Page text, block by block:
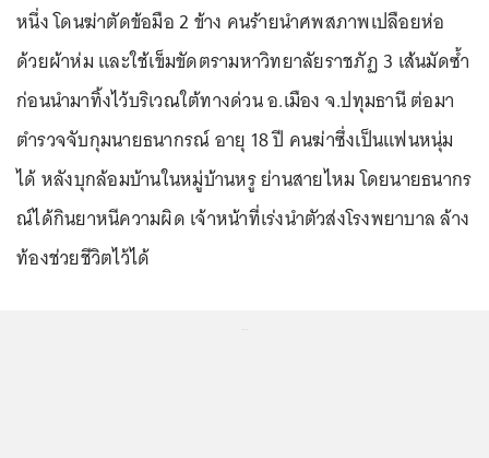
หนึ่ง โดนฆ่าตัดข้อมือ 2 ข้าง คนร้ายนำศพสภาพเปลือยห่อ
ด้วยผ้าห่ม และใช้เข็มขัดตรามหาวิทยาลัยราชภัฏ 3 เส้นมัดซ้ำ
ก่อนนำมาทิ้งไว้บริเวณใต้ทางด่วน อ.เมือง จ.ปทุมธานี ต่อมา
ตำรวจจับกุมนายธนากรณ์ อายุ 18 ปี คนฆ่าซึ่งเป็นแฟนหนุ่ม
ได้ หลังบุกล้อมบ้านในหมู่บ้านหรู ย่านสายไหม โดยนายธนากร
ณ์ได้กินยาหนีความผิด เจ้าหน้าที่เร่งนำตัวส่งโรงพยาบาล ล้าง
ท้องช่วยชีวิตไว้ได้